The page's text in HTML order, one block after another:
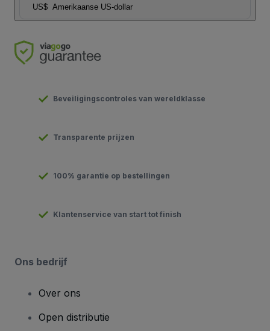
US$ Amerikaanse US-dollar
Beveiligingscontroles van wereldklasse
Transparente prijzen
100% garantie op bestellingen
Klantenservice van start tot finish
Ons bedrijf
Over ons
Open distributie